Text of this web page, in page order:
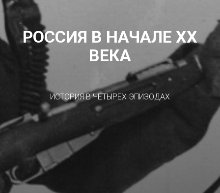
РОССИЯ В НАЧАЛЕ ХХ
ВЕКА
ИСТОРИЯ В ЧЕТЫРЕХ ЭПИЗОДАХ